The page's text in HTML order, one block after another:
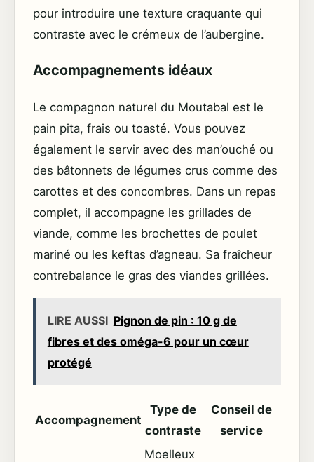
pour introduire une texture craquante qui
contraste avec le crémeux de l’aubergine.
Accompagnements idéaux
Le compagnon naturel du Moutabal est le
pain pita, frais ou toasté. Vous pouvez
également le servir avec des man’ouché ou
des bâtonnets de légumes crus comme des
carottes et des concombres. Dans un repas
complet, il accompagne les grillades de
viande, comme les brochettes de poulet
mariné ou les keftas d’agneau. Sa fraîcheur
contrebalance le gras des viandes grillées.
LIRE AUSSI Pignon de pin : 10 g de
fibres et des oméga-6 pour un cœur
protégé
Accompagnement
Type de
contraste
Conseil de
service
Moelleux